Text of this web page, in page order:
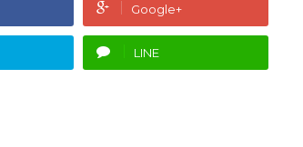
Google+
LINE